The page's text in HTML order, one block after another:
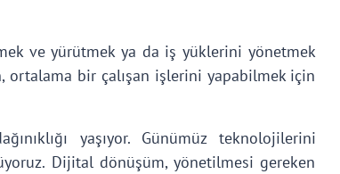
ve yürütmek ya da iş yüklerini yönetmek
ortalama bir çalışan işlerini yapabilmek için
yaşıyor. Günümüz teknolojilerini
Dijital dönüşüm, yönetilmesi gereken